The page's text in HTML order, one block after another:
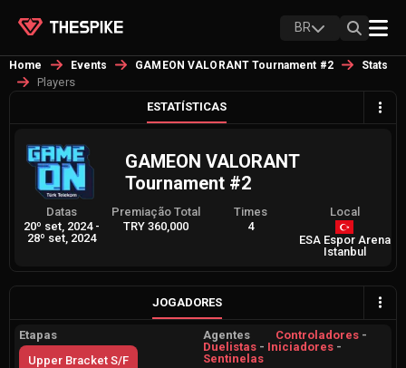
BR
Home Events GAMEON VALORANT Tournament #2 Stats
Players
ESTATÍSTICAS
GAMEON VALORANT
Tournament #2
Datas
20º set, 2024 -
28º set, 2024
Premiação Total
TRY 360,000
Times
4
Local
ESA Espor Arena
Istanbul
JOGADORES
Etapas
Upper Bracket S/F
Agentes Controladores -
Duelistas - Iniciadores -
Sentinelas